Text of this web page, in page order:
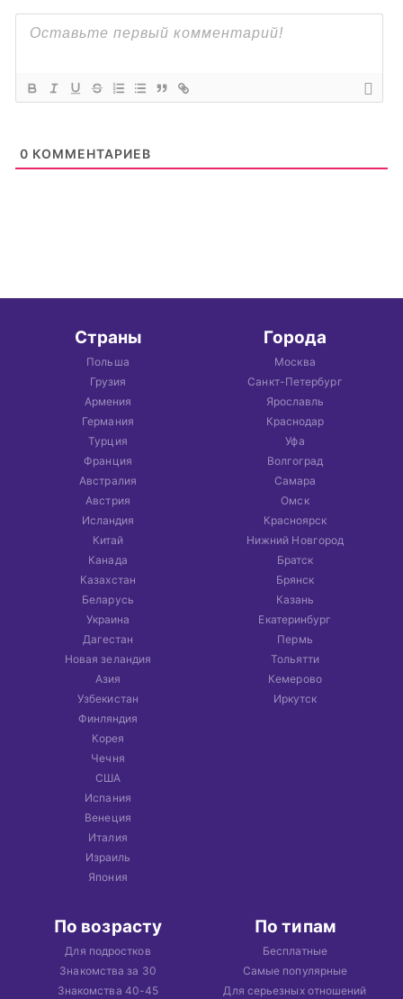
0 КОММЕНТАРИЕВ
Страны
Польша
Грузия
Армения
Германия
Турция
Франция
Австралия
Австрия
Исландия
Китай
Канада
Казахстан
Беларусь
Украина
Дагестан
Новая зеландия
Азия
Узбекистан
Финляндия
Корея
Чечня
США
Испания
Венеция
Италия
Израиль
Япония
Города
Москва
Санкт-Петербург
Ярославль
Краснодар
Уфа
Волгоград
Самара
Омск
Красноярск
Нижний Новгород
Братск
Брянск
Казань
Екатеринбург
Пермь
Тольятти
Кемерово
Иркутск
По возрасту
Для подростков
Знакомства за 30
Знакомства 40-45
По типам
Бесплатные
Самые популярные
Для серьезных отношений